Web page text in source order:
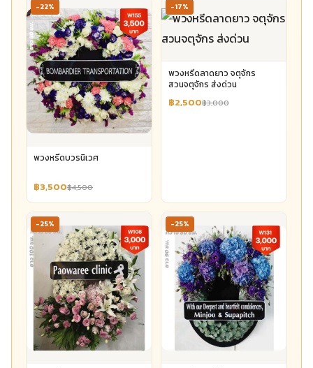
-22%
พวงหรีดบวรนิเวศ
฿3,500฿4,500
-17%
พวงหรีดลาดยาว จตุจักร
สวนจตุจักร ส่งด่วน
฿2,500฿3,000
-25% -25%